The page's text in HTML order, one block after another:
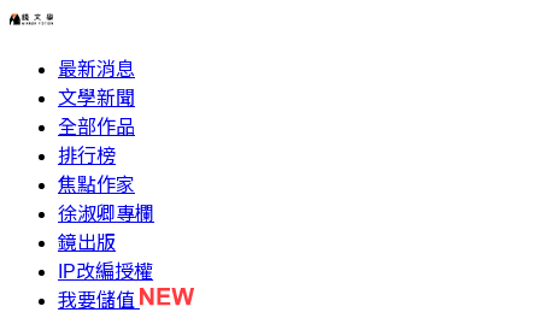
最新消息
文學新聞
全部作品
排行榜
焦點作家
徐淑卿專欄
鏡出版
IP改編授權
我要儲值